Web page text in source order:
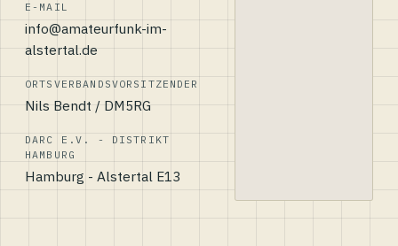
E-MAIL
info@amateurfunk-im-
alstertal.de
ORTSVERBANDSVORSITZENDER
Nils Bendt / DM5RG
DARC E.V. - DISTRIKT
HAMBURG
Hamburg - Alstertal E13